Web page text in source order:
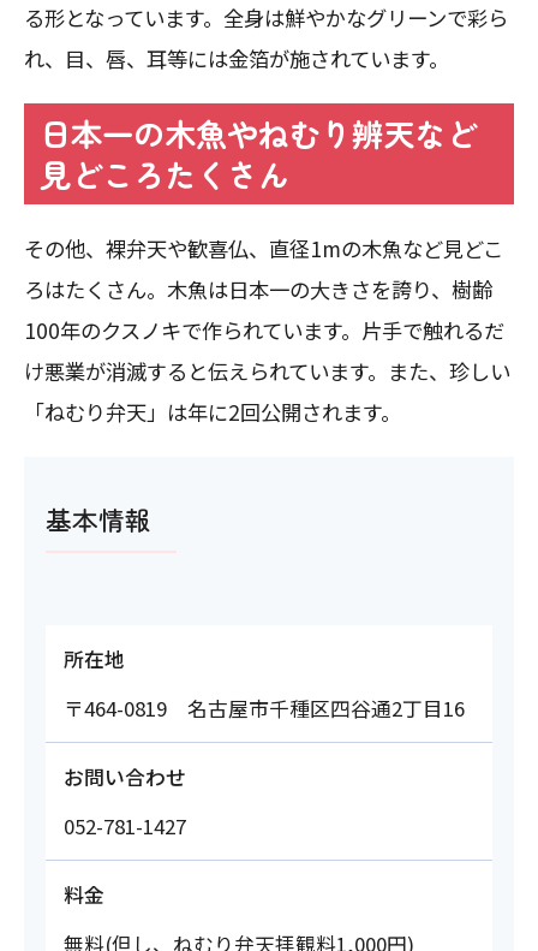
る形となっています。全身は鮮やかなグリーンで彩ら
れ、目、唇、耳等には金箔が施されています。
日本一の木魚やねむり辨天など
見どころたくさん
その他、裸弁天や歓喜仏、直径1mの木魚など見どこ
ろはたくさん。木魚は日本一の大きさを誇り、樹齢
100年のクスノキで作られています。片手で触れるだ
け悪業が消滅すると伝えられています。また、珍しい
「ねむり弁天」は年に2回公開されます。
基本情報
所在地
〒464-0819 名古屋市千種区四谷通2丁目16
お問い合わせ
052-781-1427
料金
無料(但し、ねむり弁天拝観料1,000円)